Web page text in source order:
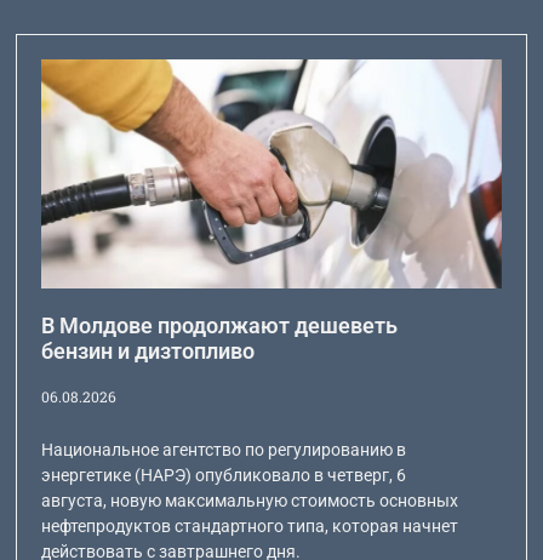
В Молдове продолжают дешеветь
бензин и дизтопливо
06.08.2026
Национальное агентство по регулированию в
энергетике (НАРЭ) опубликовало в четверг, 6
августа, новую максимальную стоимость основных
нефтепродуктов стандартного типа, которая начнет
действовать с завтрашнего дня.